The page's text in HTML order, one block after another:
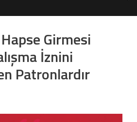
Girmesi
İznini
Patronlardır